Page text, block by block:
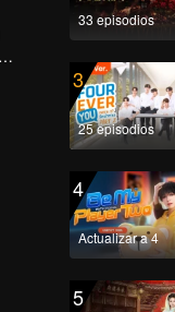
33 episodios
3
25 episodios
4
Actualizar a 4
5